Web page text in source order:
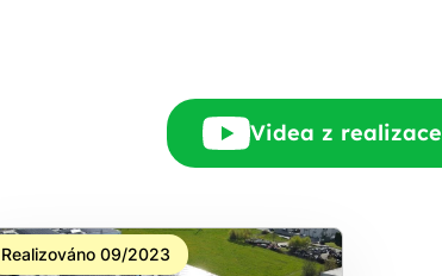
Videa z realizace
Realizováno 09/2023